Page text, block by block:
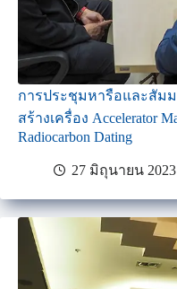
การประชุมหารือและสัม
สร้างเครื่อง Accelerator
Radiocarbon Dating
27 มิถุนายน 2023